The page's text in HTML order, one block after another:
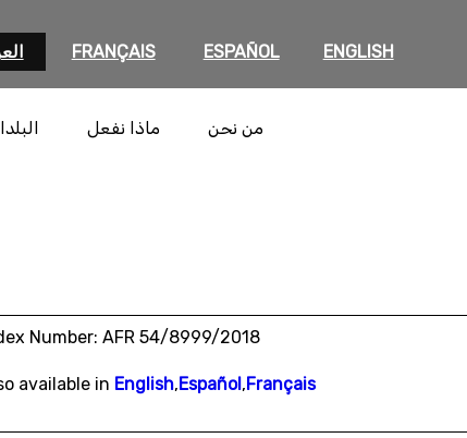
ENGLISH
ESPAÑOL
FRANÇAIS
من نحن ماذا نفعل
Number: AFR 54/8999/2018
available in English,Español,Français